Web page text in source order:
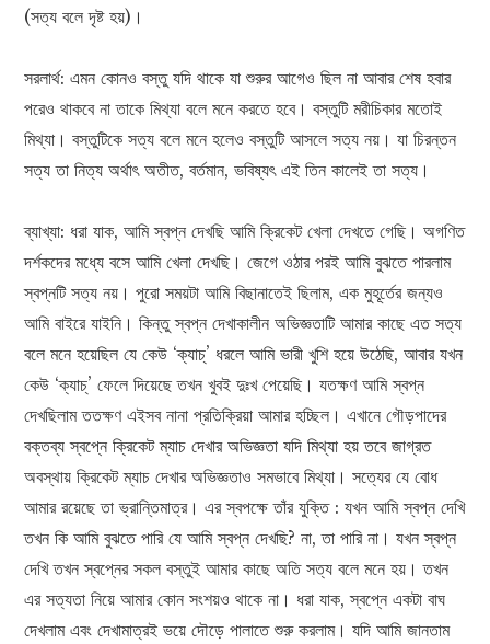
(সত্য বলে দৃষ্ট হয়)।
সরলার্থ: এমন কোনও বস্তু যদি থাকে যা শুরুর আগেও ছিল না আবার শেষ হবার
পরেও থাকবে না তাকে মিথ্যা বলে মনে করতে হবে। বস্তুটি মরীচিকার মতোই
মিথ্যা। বস্তুটিকে সত্য বলে মনে হলেও বস্তুটি আসলে সত্য নয়। যা চিরন্তন
সত্য তা নিত্য অর্থাৎ অতীত, বর্তমান, ভবিষ্যৎ এই তিন কালেই তা সত্য।
ব্যাখ্যা: ধরা যাক, আমি স্বপ্ন দেখছি আমি ক্রিকেট খেলা দেখতে গেছি। অগণিত
দর্শকদের মধ্যে বসে আমি খেলা দেখছি। জেগে ওঠার পরই আমি বুঝতে পারলাম
স্বপ্নটি সত্য নয়। পুরো সময়টা আমি বিছানাতেই ছিলাম, এক মুহূর্তের জন্যও
আমি বাইরে যাইনি। কিন্তু স্বপ্ন দেখাকালীন অভিজ্ঞতাটি আমার কাছে এত সত্য
বলে মনে হয়েছিল যে কেউ ‘ক্যাচ্’ ধরলে আমি ভারী খুশি হয়ে উঠেছি, আবার যখন
কেউ ‘ক্যাচ্’ ফেলে দিয়েছে তখন খুবই দুঃখ পেয়েছি। যতক্ষণ আমি স্বপ্ন
দেখছিলাম ততক্ষণ এইসব নানা প্রতিক্রিয়া আমার হচ্ছিল। এখানে গৌড়পাদের
বক্তব্য স্বপ্নে ক্রিকেট ম্যাচ দেখার অভিজ্ঞতা যদি মিথ্যা হয় তবে জাগ্রত
অবস্থায় ক্রিকেট ম্যাচ দেখার অভিজ্ঞতাও সমভাবে মিথ্যা। সত্যের যে বোধ
আমার রয়েছে তা ভ্রান্তিমাত্র। এর স্বপক্ষে তাঁর যুক্তি : যখন আমি স্বপ্ন দেখি
তখন কি আমি বুঝতে পারি যে আমি স্বপ্ন দেখছি? না, তা পারি না। যখন স্বপ্ন
দেখি তখন স্বপ্নের সকল বস্তুই আমার কাছে অতি সত্য বলে মনে হয়। তখন
এর সত্যতা নিয়ে আমার কোন সংশয়ও থাকে না। ধরা যাক, স্বপ্নে একটা বাঘ
দেখলাম এবং দেখামাত্রই ভয়ে দৌড়ে পালাতে শুরু করলাম। যদি আমি জানতাম